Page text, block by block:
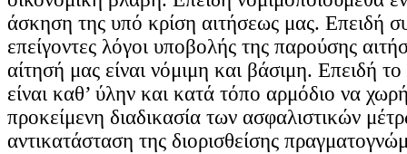
άσκηση της υπό κρίση αιτήσεως μας. Επειδή
επείγοντες λόγοι υποβολής της παρούσης
αίτησή μας είναι νόμιμη και βάσιμη. Επειδή
είναι καθ’ ύλην και κατά τόπο αρμόδιο να
προκείμενη διαδικασία των ασφαλιστικών
αντικατάσταση της διορισθείσης